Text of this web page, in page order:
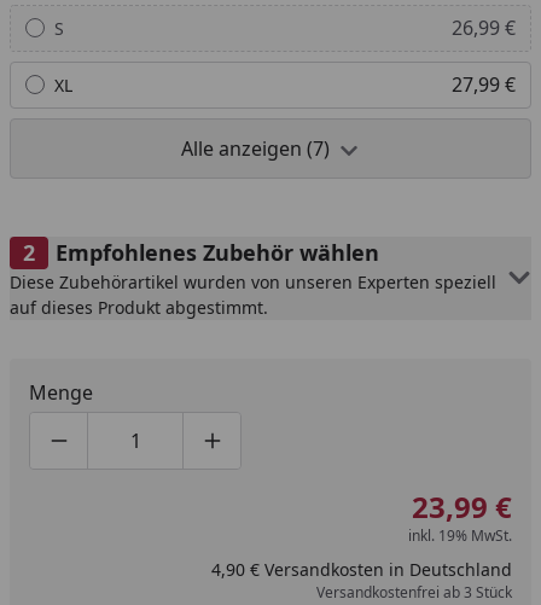
S 26,99 €
XL 27,99 €
Alle anzeigen (7)
Empfohlenes Zubehör wählen
Diese Zubehörartikel wurden von unseren Experten speziell
auf dieses Produkt abgestimmt.
Menge
Produktmenge um eins verringern
Produktmenge manuell eingeben
Produktmenge um eins erhöhen
23,99 €
inkl. 19% MwSt.
4,90 € Versandkosten in Deutschland
Versandkostenfrei ab 3 Stück